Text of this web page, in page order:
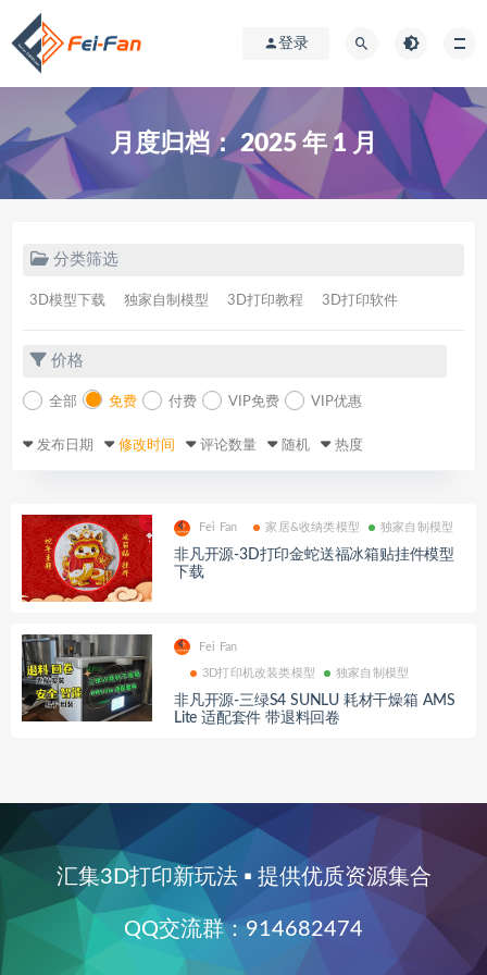
登录
月度归档：2025 年 1 月
分类筛选
3D模型下载 独家自制模型 3D打印教程 3D打印软件
价格
全部 免费 付费 VIP免费 VIP优惠
发布日期 修改时间 评论数量 随机 热度
Fei Fan 家居&收纳类模型 独家自制模型
非凡开源-3D打印金蛇送福冰箱贴挂件模型
下载
Fei Fan
3D打印机改装类模型 独家自制模型
非凡开源-三绿S4 SUNLU 耗材干燥箱 AMS
Lite 适配套件 带退料回卷
汇集3D打印新玩法 ▪ 提供优质资源集合
QQ交流群：914682474